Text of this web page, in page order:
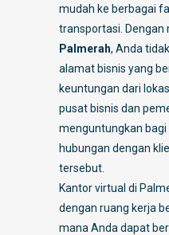
mudah ke berbagai
transportasi. Dengan
Palmerah, Anda
alamat bisnis yang
keuntungan dari
pusat bisnis dan
menguntungkan
hubungan dengan
tersebut.
Kantor virtual di
dengan ruang kerja
mana Anda dapat